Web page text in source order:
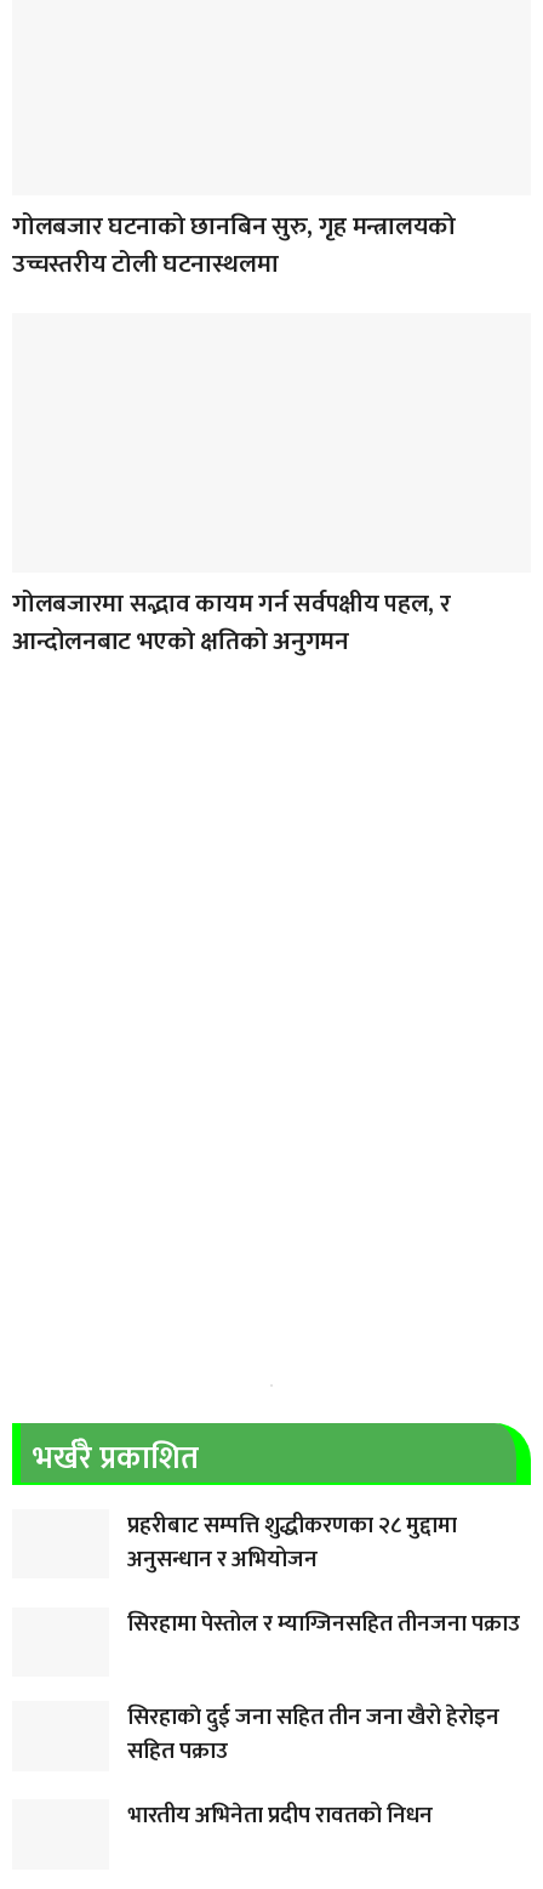
गोलबजार घटनाको छानबिन सुरु, गृह मन्त्रालयको
उच्चस्तरीय टोली घटनास्थलमा
गोलबजारमा सद्भाव कायम गर्न सर्वपक्षीय पहल, र
आन्दोलनबाट भएको क्षतिको अनुगमन
भर्खरै प्रकाशित
प्रहरीबाट सम्पत्ति शुद्धीकरणका २८ मुद्दामा
अनुसन्धान र अभियोजन
सिरहामा पेस्तोल र म्याग्जिनसहित तीनजना पक्राउ
सिरहाकाे दुई जना सहित तीन जना खैरो हेरोइन
सहित पक्राउ
भारतीय अभिनेता प्रदीप रावतको निधन